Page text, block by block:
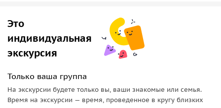
Это
индивидуальная
экскурсия
Только ваша группа
На экскурсии будете только вы, ваши знакомые или семья.
Время на экскурсии — время, проведенное в кругу близких